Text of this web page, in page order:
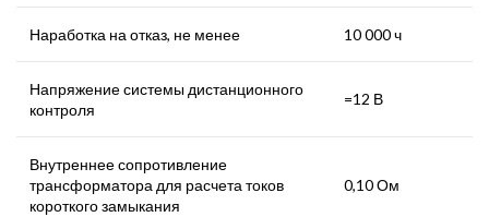
Наработка на отказ, не менее 10 000 ч
Напряжение системы дистанционного
контроля
=12 В
Внутреннее сопротивление
трансформатора для расчета токов
короткого замыкания
0,10 Ом